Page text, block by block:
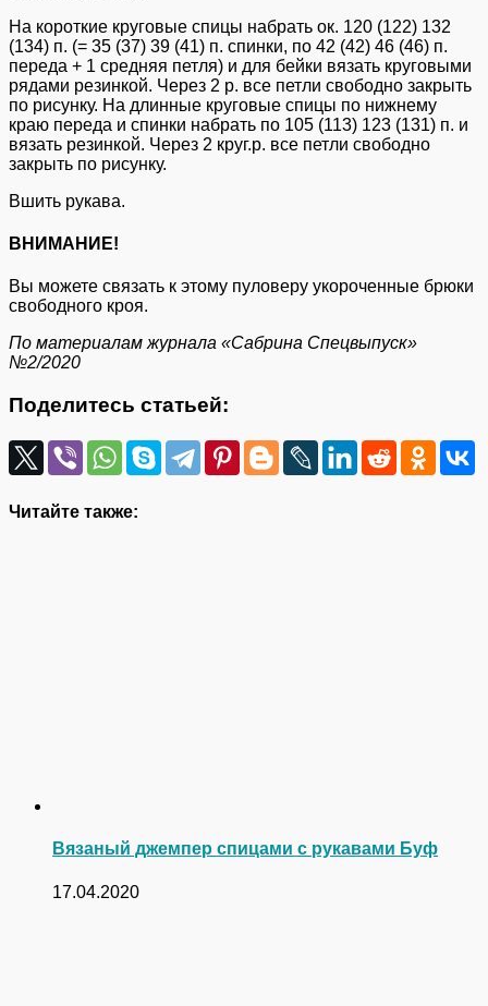
На короткие круговые спицы набрать ок. 120 (122) 132
(134) п. (= 35 (37) 39 (41) п. спинки, по 42 (42) 46 (46) п.
переда + 1 средняя петля) и для бейки вязать круговыми
рядами резинкой. Через 2 р. все петли свободно закрыть
по рисунку. На длинные круговые спицы по нижнему
краю переда и спинки набрать по 105 (113) 123 (131) п. и
вязать резинкой. Через 2 круг.р. все петли свободно
закрыть по рисунку.
Вшить рукава.
ВНИМАНИЕ!
Вы можете связать к этому пуловеру укороченные брюки
свободного кроя.
По материалам журнала «Сабрина Спецвыпуск»
№2/2020
Поделитесь статьей:
Читайте также:
Вязаный джемпер спицами с рукавами Буф
17.04.2020